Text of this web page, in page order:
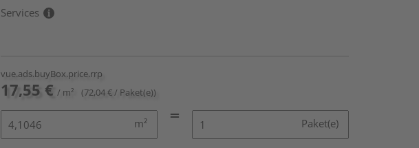
Services
vue.ads.buyBox.price.rrp
17,55 € / m² (72,04 € / Paket(e))
m² Paket(e)